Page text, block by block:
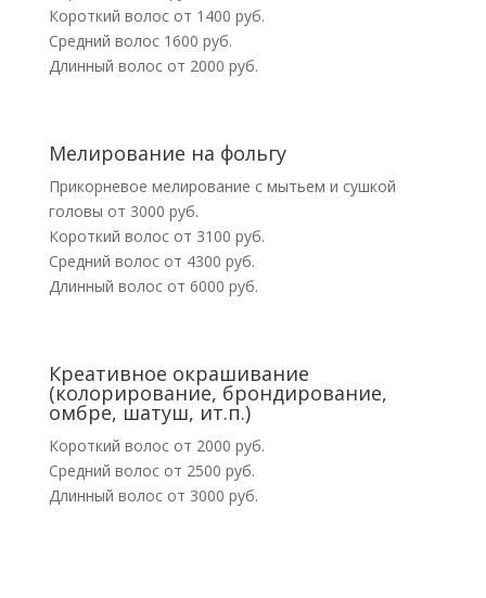
Короткий волос от 1400 руб.
Средний волос 1600 руб.
Длинный волос от 2000 руб.
Мелирование на фольгу
Прикорневое мелирование с мытьем и сушкой
головы от 3000 руб.
Короткий волос от 3100 руб.
Средний волос от 4300 руб.
Длинный волос от 6000 руб.
Креативное окрашивание
(колорирование, брондирование,
омбре, шатуш, ит.п.)
Короткий волос от 2000 руб.
Средний волос от 2500 руб.
Длинный волос от 3000 руб.